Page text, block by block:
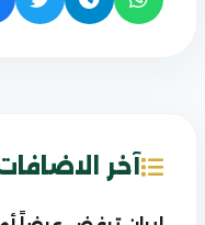
آخر